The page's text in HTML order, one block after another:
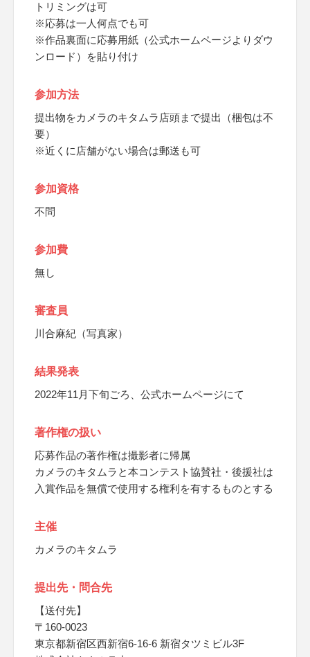
トリミングは可
※応募は一人何点でも可
※作品裏面に応募用紙（公式ホームページよりダウ
ンロード）を貼り付け
参加方法
提出物をカメラのキタムラ店頭まで提出（梱包は不
要）
※近くに店舗がない場合は郵送も可
参加資格
不問
参加費
無し
審査員
川合麻紀（写真家）
結果発表
2022年11月下旬ごろ、公式ホームページにて
著作権の扱い
応募作品の著作権は撮影者に帰属
カメラのキタムラと本コンテスト協賛社・後援社は
入賞作品を無償で使用する権利を有するものとする
主催
カメラのキタムラ
提出先・問合先
【送付先】
〒160-0023
東京都新宿区西新宿6-16-6 新宿タツミビル3F